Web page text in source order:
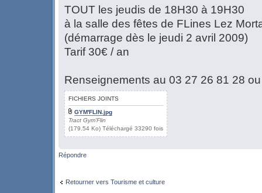
TOUT les jeudis de 18H30 à 19H30
à la salle des fêtes de FLines Lez
(démarrage dès le jeudi 2 avril 2009)
Tarif 30€ / an
Renseignements au 03 27 26 81 28
FICHIERS JOINTS
GYM'FLIN.jpg
Tract Gym'Flin
(179.54 Ko) Téléchargé 33290 fois
Répondre
Retourner vers Tourisme et culture